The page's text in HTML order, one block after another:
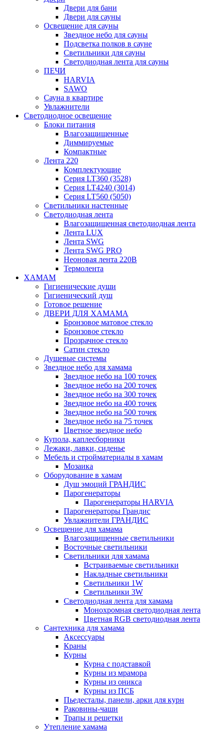
Двери для бани
Двери для сауны
Освещение для сауны
Звездное небо для сауны
Подсветка полков в сауне
Светильники для сауны
Светодиодная лента для сауны
ПЕЧИ
HARVIA
SAWO
Сауна в квартире
Увлажнители
Светодиодное освещение
Блоки питания
Влагозащищенные
Диммируемые
Компактные
Лента 220
Комплектующие
Серия LT360 (3528)
Серия LT4240 (3014)
Серия LT560 (5050)
Светильники настенные
Светодиодная лента
Влагозащищенная светодиодная лента
Лента LUX
Лента SWG
Лента SWG PRO
Неоновая лента 220В
Термолента
ХАМАМ
Гигиенические души
Гигиенический душ
Готовое решение
ДВЕРИ ДЛЯ ХАМАМА
Бронзовое матовое стекло
Бронзовое стекло
Прозрачное стекло
Сатин стекло
Душевые системы
Звездное небо для хамама
Звездное небо на 100 точек
Звездное небо на 200 точек
Звездное небо на 300 точек
Звездное небо на 400 точек
Звездное небо на 500 точек
Звездное небо на 75 точек
Цветное звездное небо
Купола, каплесборники
Лежаки, лавки, сиденье
Мебель и стройматериалы в хамам
Мозаика
Оборудование в хамам
Душ эмоций ГРАНДИС
Парогенераторы
Парогенераторы HARVIA
Парогенераторы Грандис
Увлажнители ГРАНДИС
Освещение для хамама
Влагозащищенные светильники
Восточные светильники
Светильники для хамама
Встраиваемые светильники
Накладные светильники
Светильники 1W
Светильники 3W
Светодиодная лента для хамама
Монохромная светодиодная лента
Цветная RGB светодиодная лента
Сантехника для хамама
Аксессуары
Краны
Курны
Курна с подставкой
Курны из мрамора
Курны из оникса
Курны из ПСБ
Пьедесталы, панели, арки для курн
Раковины-чаши
Трапы и решетки
Утепление хамама